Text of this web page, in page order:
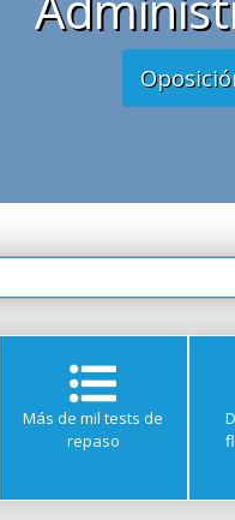
Más de mil tests de
repaso